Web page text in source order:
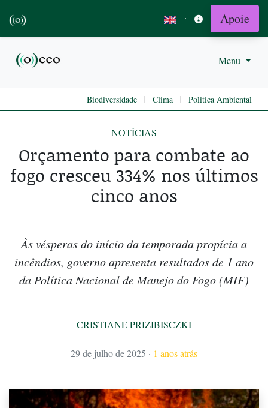
· Apoie
Menu
Biodiversidade | Clima | Politica Ambiental
NOTÍCIAS
Orçamento para combate ao
fogo cresceu 334% nos últimos
cinco anos
Às vésperas do início da temporada propícia a
incêndios, governo apresenta resultados de 1 ano
da Política Nacional de Manejo do Fogo (MIF)
CRISTIANE PRIZIBISCZKI
29 de julho de 2025 · 1 anos atrás